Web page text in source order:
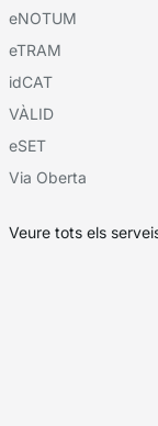
eNOTUM
eTRAM
idCAT
VÀLID
eSET
Via Oberta
Veure tots els